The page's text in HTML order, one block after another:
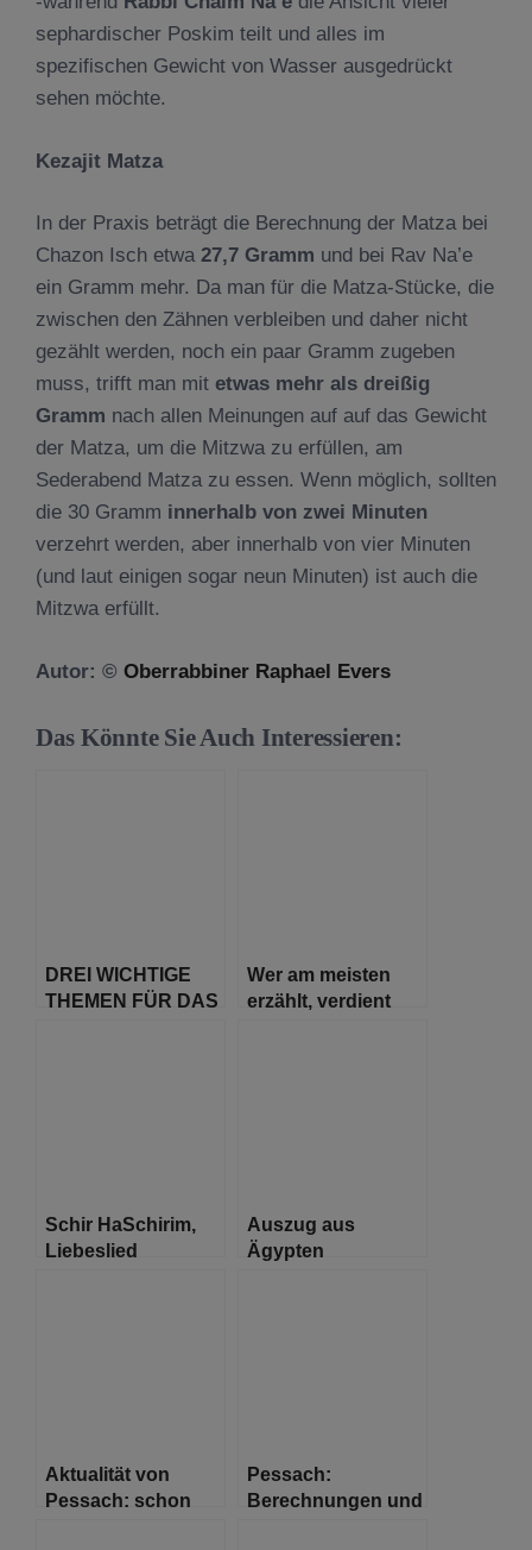
sephardischer Poskim teilt und alles im
spezifischen Gewicht von Wasser ausgedrückt
sehen möchte.
Kezajit Matza
In der Praxis beträgt die Berechnung der Matza bei
Chazon Isch etwa 27,7 Gramm und bei Rav Na’e
ein Gramm mehr. Da man für die Matza-Stücke, die
zwischen den Zähnen verbleiben und daher nicht
gezählt werden, noch ein paar Gramm zugeben
muss, trifft man mit etwas mehr als dreißig
Gramm nach allen Meinungen auf auf das Gewicht
der Matza, um die Mitzwa zu erfüllen, am
Sederabend Matza zu essen. Wenn möglich, sollten
die 30 Gramm innerhalb von zwei Minuten
verzehrt werden, aber innerhalb von vier Minuten
(und laut einigen sogar neun Minuten) ist auch die
Mitzwa erfüllt.
Autor: © Oberrabbiner Raphael Evers
Das Könnte Sie Auch Interessieren:
DREI WICHTIGE
THEMEN FÜR DAS
Wer am meisten
erzählt, verdient
Schir HaSchirim,
Liebeslied
Auszug aus
Ägypten
Aktualität von
Pessach: schon
Pessach:
Berechnungen und